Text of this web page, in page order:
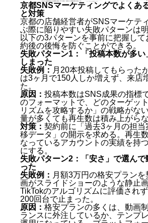
京都SNSマーケティングでよくあ
と対策
京都の店舗経営者がSNSマーケテ
ぶ際に陥りやすい失敗パターンは
以下の3パターンを事前に把握し
約後の後悔を防ぐことができる。
失敗パターン1：「投稿本数が多
しまった
失敗例： 月20本投稿してもらった
は3ヶ月で150人しか増えず、来店
た。
原因： 投稿本数はSNS成果の指標
のフォーマットで、どのターゲッ
リズムを攻略するか」の戦略がな
量が多くても再生数は積み上がらな
対策： 契約前に「過去3ヶ月の担当
移データ」の開示を求める。再生
なっているアカウントの実績を持
にする。
失敗パターン2：「安さ」で選ん
った
失敗例： 月額3万円の格安プラン
画がスライドショーのような静止画
TikTokのアルゴリズムに評価され
200回台で止まった。
原因： 格安プランの多くは、動画
ランスに外注しているか、テンプ